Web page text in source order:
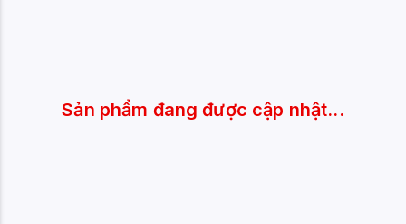
Sản phẩm đang được cập nhật...